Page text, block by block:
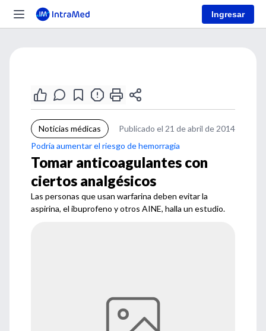
Ingresar
Noticias médicas
Publicado el 21 de abril de 2014
Podría aumentar el riesgo de hemorragia
Tomar anticoagulantes con
ciertos analgésicos
Las personas que usan warfarina deben evitar la
aspirina, el ibuprofeno y otros AINE, halla un estudio.